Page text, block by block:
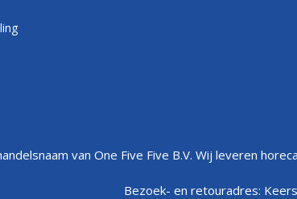
van One Five Five B.V. Wij leveren
Bezoek- en retouradres: